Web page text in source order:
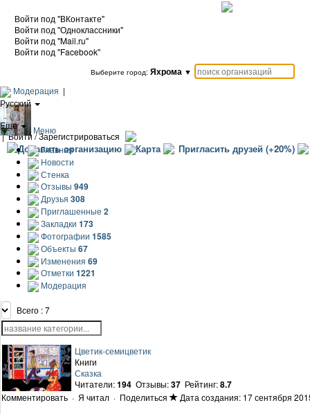
Войти под "ВКонтакте"
Войти под "Одноклассники"
Войти под "Mail.ru"
Войти под "Facebook"
Выберите город: Яхрома ▼
Модерация |
Русский
Еще
|Войти / Зарегистрироваться
Добавить организацию Карта Пригласить друзей (+20%)
Меню
Главная
Новости
Стенка
Отзывы 949
Друзья 308
Приглашенные 2
Закладки 173
Фотографии 1585
Объекты 67
Изменения 69
Отметки 1221
Модерация
Всего : 7
Цветик-семицветик
Книги
Сказка
Читатели:194 Отзывы:37 Рейтинг:8.7
Комментировать · Я читал · Поделиться Дата создания: 17 сентября